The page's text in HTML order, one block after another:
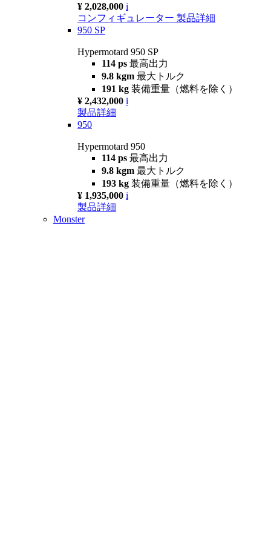
¥ 2,028,000 i
コンフィギュレーター 製品詳細
950 SP
Hypermotard 950 SP
114 ps 最高出力
9.8 kgm 最大トルク
191 kg 装備重量（燃料を除く）
¥ 2,432,000 i
製品詳細
950
Hypermotard 950
114 ps 最高出力
9.8 kgm 最大トルク
193 kg 装備重量（燃料を除く）
¥ 1,935,000 i
製品詳細
Monster